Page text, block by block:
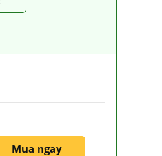
Mua ngay